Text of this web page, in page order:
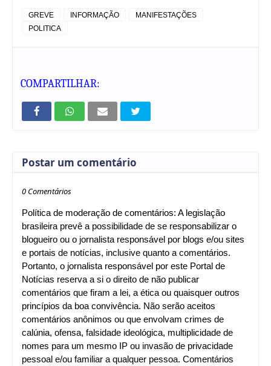
GREVE INFORMAÇÃO
MANIFESTAÇÕES
POLITICA
COMPARTILHAR:
Postar um comentário
0 Comentários
Política de moderação de comentários: A legislação
brasileira prevê a possibilidade de se responsabilizar o
blogueiro ou o jornalista responsável por blogs e/ou sites
e portais de notícias, inclusive quanto a comentários.
Portanto, o jornalista responsável por este Portal de
Notícias reserva a si o direito de não publicar
comentários que firam a lei, a ética ou quaisquer outros
princípios da boa convivência. Não serão aceitos
comentários anônimos ou que envolvam crimes de
calúnia, ofensa, falsidade ideológica, multiplicidade de
nomes para um mesmo IP ou invasão de privacidade
pessoal e/ou familiar a qualquer pessoa. Comentários